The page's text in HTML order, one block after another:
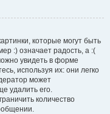
которые могут быть
:) означает радость, а :(
увидеть в форме
используя их: они легко
может
удалить его.
количество